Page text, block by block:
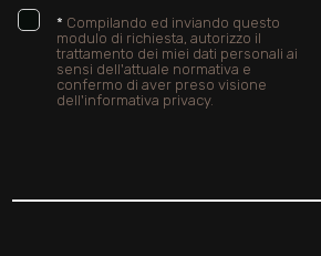
* Compilando ed inviando questo
modulo di richiesta, autorizzo il
trattamento dei miei dati personali ai
sensi dell'attuale normativa e
confermo di aver preso visione
dell'informativa privacy.